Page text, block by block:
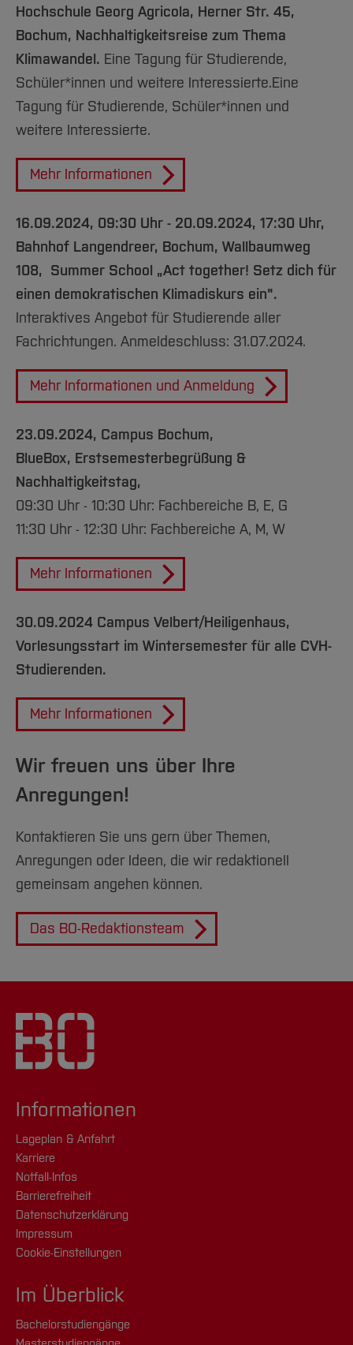
Hochschule Georg Agricola, Herner Str. 45,
Bochum, Nachhaltigkeitsreise zum Thema
Klimawandel. Eine Tagung für Studierende,
Schüler*innen und weitere Interessierte.Eine
Tagung für Studierende, Schüler*innen und
weitere Interessierte.
Mehr Informationen
16.09.2024, 09:30 Uhr - 20.09.2024, 17:30 Uhr,
Bahnhof Langendreer, Bochum, Wallbaumweg
108, Summer School „Act together! Setz dich für
einen demokratischen Klimadiskurs ein".
Interaktives Angebot für Studierende aller
Fachrichtungen. Anmeldeschluss: 31.07.2024.
Mehr Informationen und Anmeldung
23.09.2024, Campus Bochum,
BlueBox, Erstsemesterbegrüßung &
Nachhaltigkeitstag,
09:30 Uhr - 10:30 Uhr: Fachbereiche B, E, G
11:30 Uhr - 12:30 Uhr: Fachbereiche A, M, W
Mehr Informationen
30.09.2024 Campus Velbert/Heiligenhaus,
Vorlesungsstart im Wintersemester für alle CVH-
Studierenden.
Mehr Informationen
Wir freuen uns über Ihre
Anregungen!
Kontaktieren Sie uns gern über Themen,
Anregungen oder Ideen, die wir redaktionell
gemeinsam angehen können.
Das BO-Redaktionsteam
Informationen
Lageplan & Anfahrt
Karriere
Notfall-Infos
Barrierefreiheit
Datenschutzerklärung
Impressum
Cookie-Einstellungen
Im Überblick
Bachelorstudiengänge